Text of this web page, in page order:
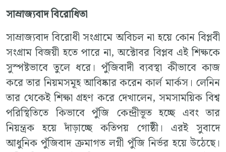
সাম্রাজ্যবাদ বিরোধিতা
সাম্রাজ্যবাদ বিরোধী সংগ্রামে অবিচল না হয়ে কোন বিপ্লবী
সংগ্রাম বিজয়ী হতে পারে না, অক্টোবর বিপ্লব এই শিক্ষকে
সুস্পষ্টভাবে তুলে ধরে। পুঁজিবাদী ব্যবস্থা কীভাবে কাজ
করে তার নিয়মসমূহ আবিষ্কার করেন কার্ল মার্কস। লেনিন
তার থেকেই শিক্ষা গ্রহণ করে দেখালেন, সমসাময়িক বিশ্ব
পরিস্থিতিতে কিভাবে পুঁজি কেন্দ্রীভূত হচ্ছে এবং তার
নিয়ন্ত্রক হয়ে দাঁড়াচ্ছে কতিপয় গোষ্ঠী। এরই সুবাদে
আধুনিক পুঁজিবাদ ক্রমাগত লগ্নী পুঁজি নির্ভর হয়ে উঠেছে।